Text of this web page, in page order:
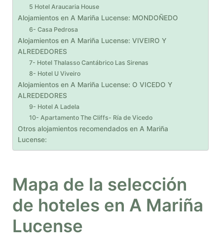
5 Hotel Araucaria House
Alojamientos en A Mariña Lucense: MONDOÑEDO
6- Casa Pedrosa
Alojamientos en A Mariña Lucense: VIVEIRO Y
ALREDEDORES
7- Hotel Thalasso Cantábrico Las Sirenas
8- Hotel U Viveiro
Alojamientos en A Mariña Lucense: O VICEDO Y
ALREDEDORES
9- Hotel A Ladela
10- Apartamento The Cliffs- Ría de Vicedo
Otros alojamientos recomendados en A Mariña
Lucense:
Mapa de la selección
de hoteles en A Mariña
Lucense